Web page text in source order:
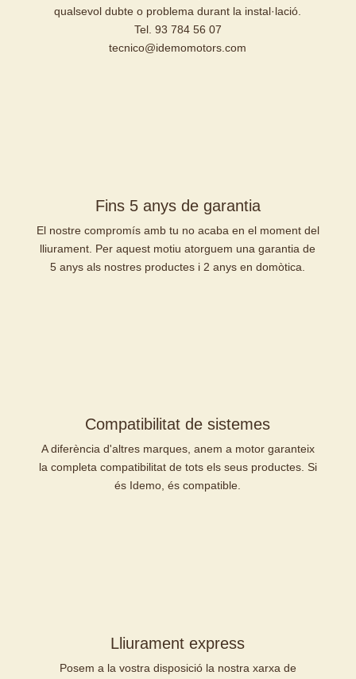
qualsevol dubte o problema durant la instal·lació.
Tel. 93 784 56 07
tecnico@idemomotors.com
Fins 5 anys de garantia
El nostre compromís amb tu no acaba en el moment del
lliurament. Per aquest motiu atorguem una garantia de
5 anys als nostres productes i 2 anys en domòtica.
Compatibilitat de sistemes
A diferència d'altres marques, anem a motor garanteix
la completa compatibilitat de tots els seus productes. Si
és Idemo, és compatible.
Lliurament express
Posem a la vostra disposició la nostra xarxa de